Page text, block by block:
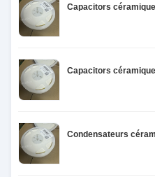
Capacitors
Capacitors
Condensateurs